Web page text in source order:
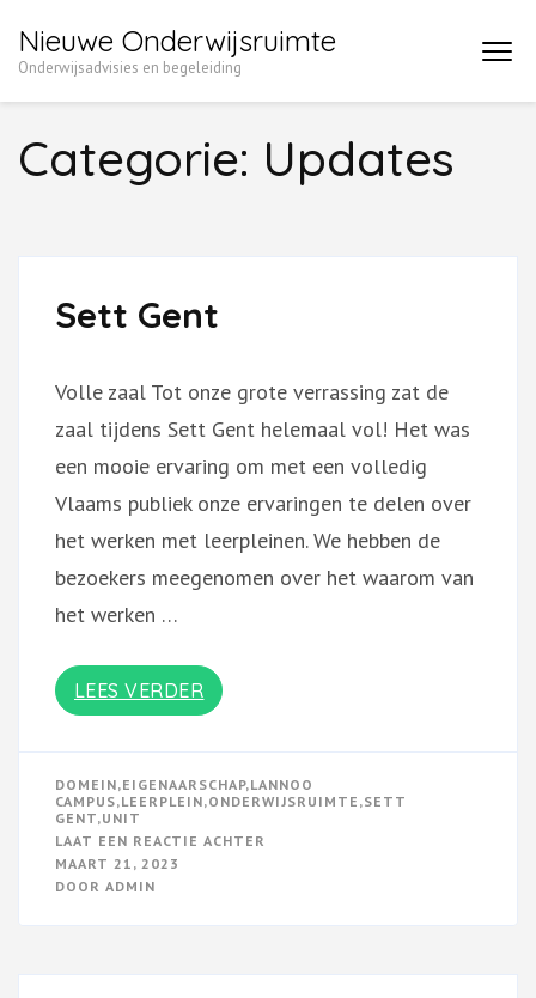
naar
enter)
Nieuwe Onderwijsruimte
Onderwijsadvisies en begeleiding
Categorie: Updates
Sett Gent
Volle zaal Tot onze grote verrassing zat de
zaal tijdens Sett Gent helemaal vol! Het was
een mooie ervaring om met een volledig
Vlaams publiek onze ervaringen te delen over
het werken met leerpleinen. We hebben de
bezoekers meegenomen over het waarom van
het werken …
LEES VERDER
DOMEIN,EIGENAARSCHAP,LANNOO
CAMPUS,LEERPLEIN,ONDERWIJSRUIMTE ,SETT
GENT,UNIT
LAAT EEN REACTIE ACHTER
MAART 21, 2023
DOOR ADMIN